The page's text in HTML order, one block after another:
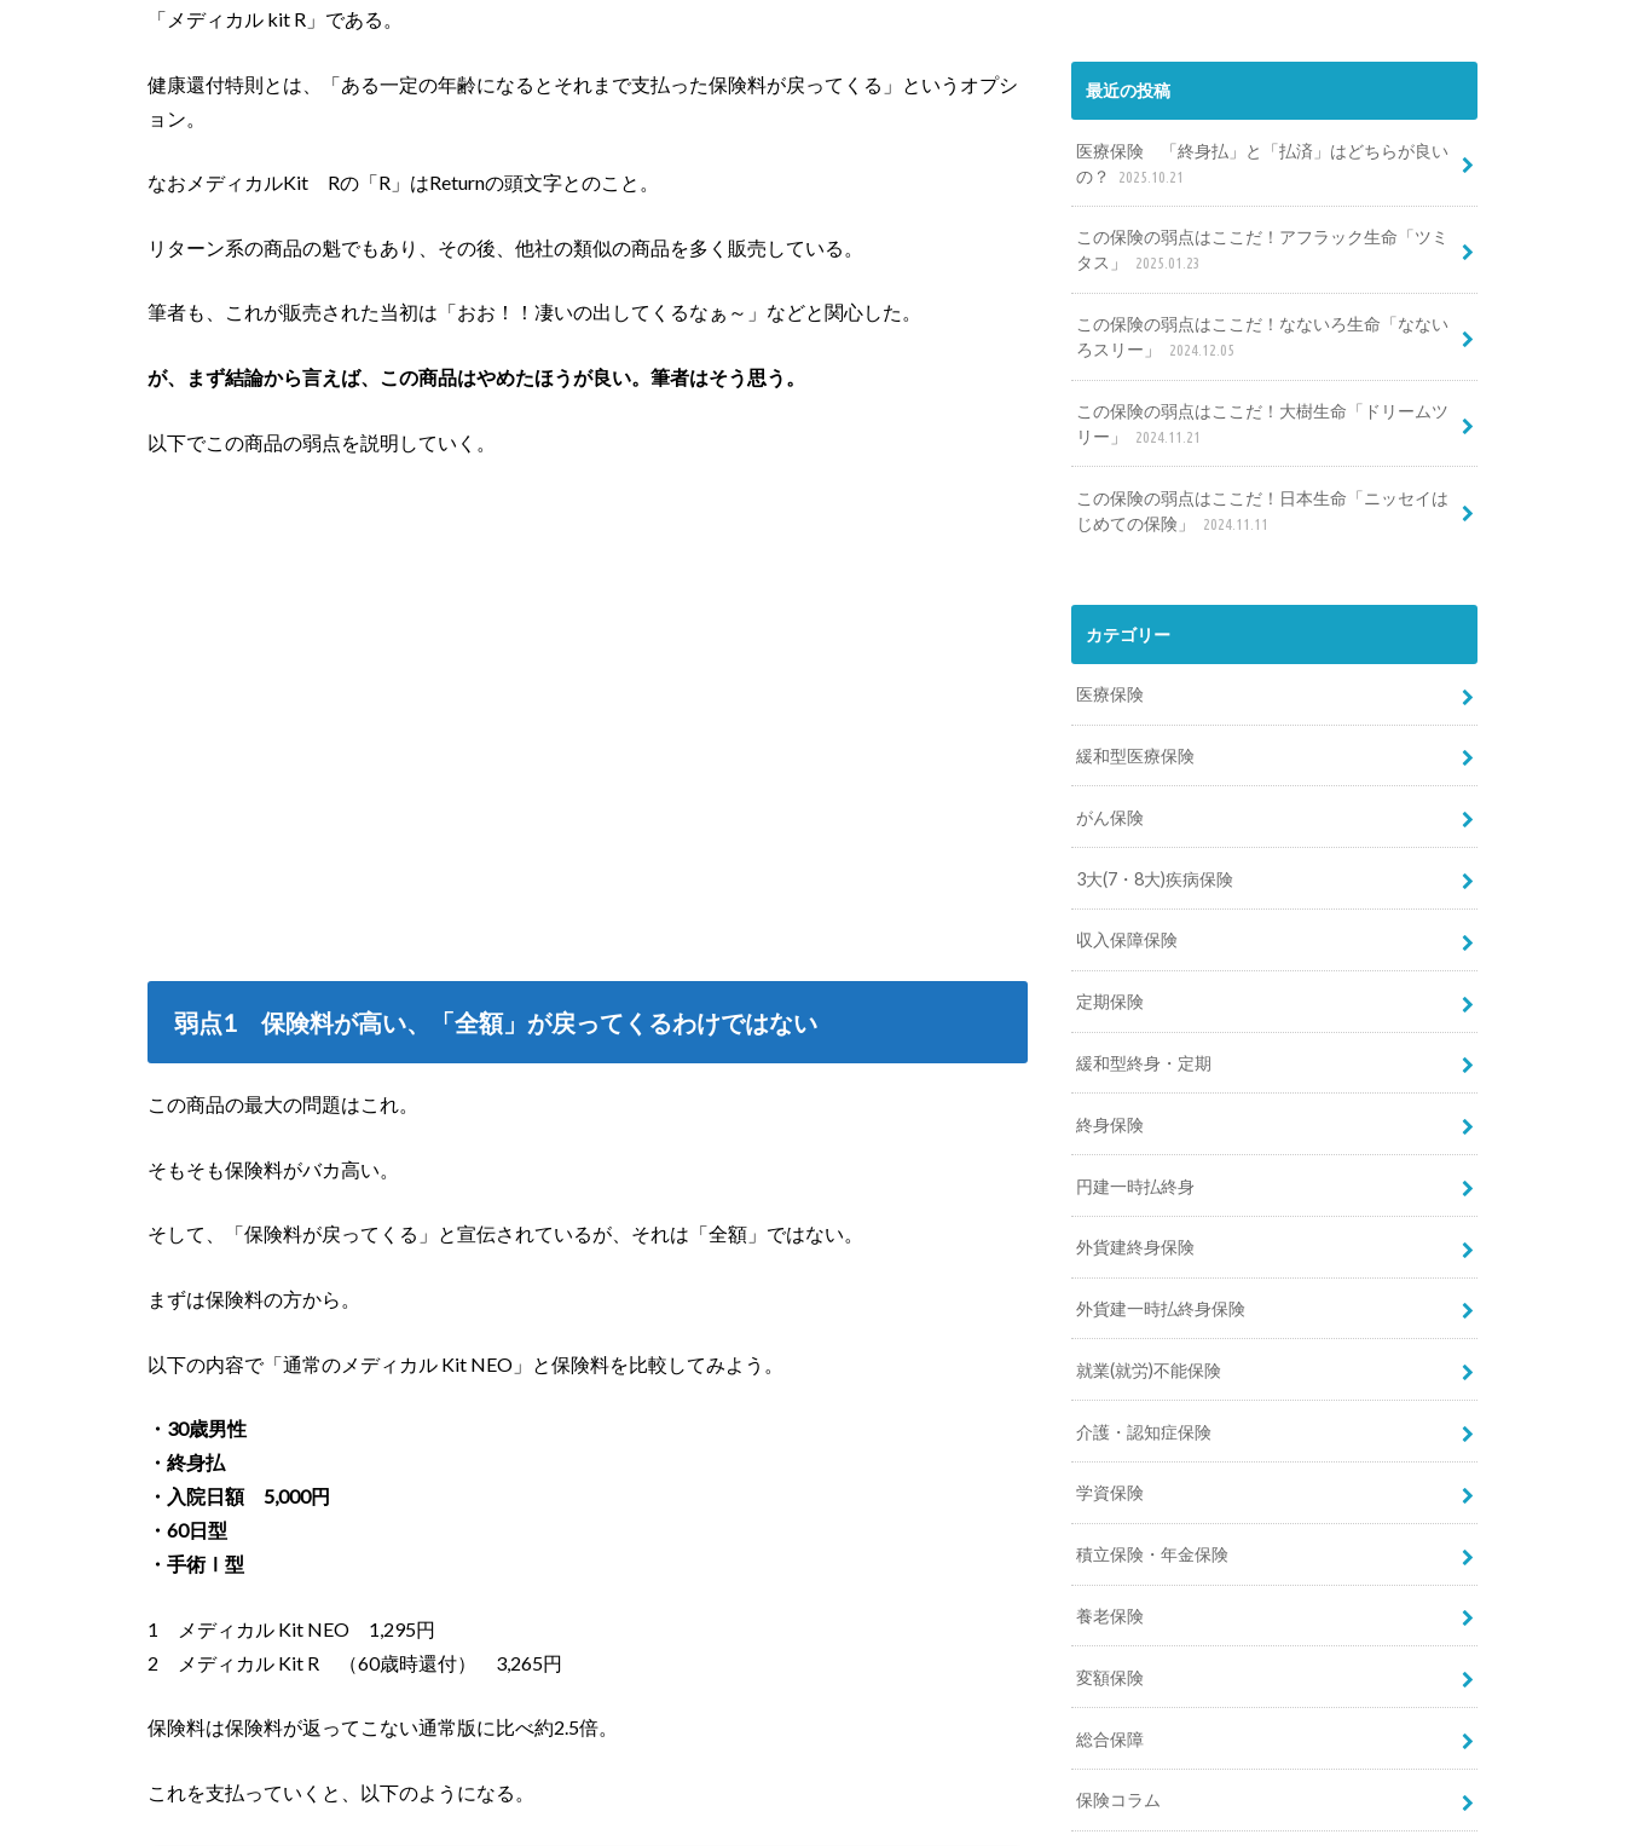
「メディカル kit R」である。
健康還付特則とは、「ある一定の年齢になるとそれまで支払った保険料が戻ってくる」というオプシ
ョン。
なおメディカルKit Rの「R」はReturnの頭文字とのこと。
リターン系の商品の魁でもあり、その後、他社の類似の商品を多く販売している。
筆者も、これが販売された当初は「おお！！凄いの出してくるなぁ～」などと関心した。
が、まず結論から言えば、この商品はやめたほうが良い。筆者はそう思う。
以下でこの商品の弱点を説明していく。
弱点1 保険料が高い、「全額」が戻ってくるわけではない
この商品の最大の問題はこれ。
そもそも保険料がバカ高い。
そして、「保険料が戻ってくる」と宣伝されているが、それは「全額」ではない。
まずは保険料の方から。
以下の内容で「通常のメディカル Kit NEO」と保険料を比較してみよう。
・30歳男性
・終身払
・入院日額 5,000円
・60日型
・手術Ⅰ型
1 メディカル Kit NEO 1,295円
2 メディカル Kit R （60歳時還付） 3,265円
保険料は保険料が返ってこない通常版に比べ約2.5倍。
これを支払っていくと、以下のようになる。
最近の投稿
医療保険 「終身払」と「払済」はどちらが良い
の？
2025.10.21
この保険の弱点はここだ！アフラック生命「ツミ
タス」
2025.01.23
この保険の弱点はここだ！なないろ生命「なない
ろスリー」
2024.12.05
この保険の弱点はここだ！大樹生命「ドリームツ
リー」
2024.11.21
この保険の弱点はここだ！日本生命「ニッセイは
じめての保険」
2024.11.11
カテゴリー
医療保険
緩和型医療保険
がん保険
3大(7・8大)疾病保険
収入保障保険
定期保険
緩和型終身・定期
終身保険
円建一時払終身
外貨建終身保険
外貨建一時払終身保険
就業(就労)不能保険
介護・認知症保険
学資保険
積立保険・年金保険
養老保険
変額保険
総合保障
保険コラム